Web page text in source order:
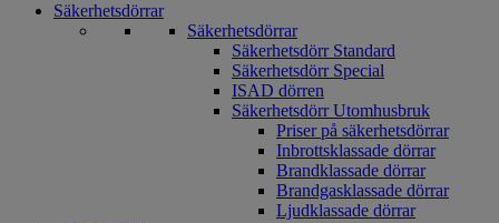
Säkerhetsdörrar
Säkerhetsdörrar
Säkerhetsdörr Standard
Säkerhetsdörr Special
ISAD dörren
Säkerhetsdörr Utomhusbruk
Priser på säkerhetsdörrar
Inbrottsklassade dörrar
Brandklassade dörrar
Brandgasklassade dörrar
Ljudklassade dörrar